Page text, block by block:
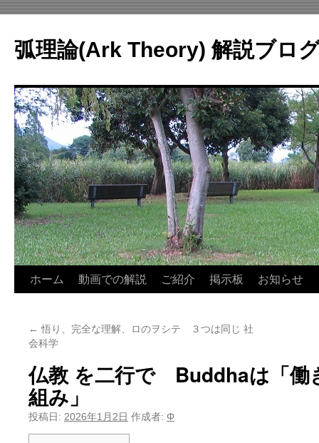
テ
ン
へ
ス
キ
ッ
プ
弧理論(Ark Theory) 解説ブロ
ホーム 動画での解説 ご紹介 掲示板 お知らせ
← 悟り、完全な理解、ロのヲシテ ３つは同じ 社
会科学
仏教 を二行で Buddhaは「
組み」
投稿日: 2026年1月2日 作成者: Φ